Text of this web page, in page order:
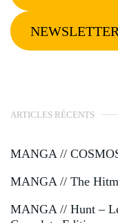
NEWSLETTER
ARTICLES RÉCENTS
MANGA //
MANGA // The
MANGA // Hunt –